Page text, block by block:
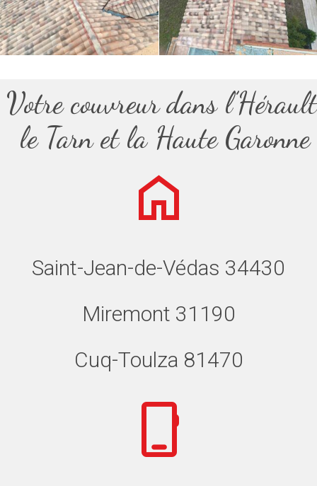
Votre couvreur dans
le Tarn et la Haute Garonne
Saint-Jean-de-Védas 34430
Miremont 31190
Cuq-Toulza 81470